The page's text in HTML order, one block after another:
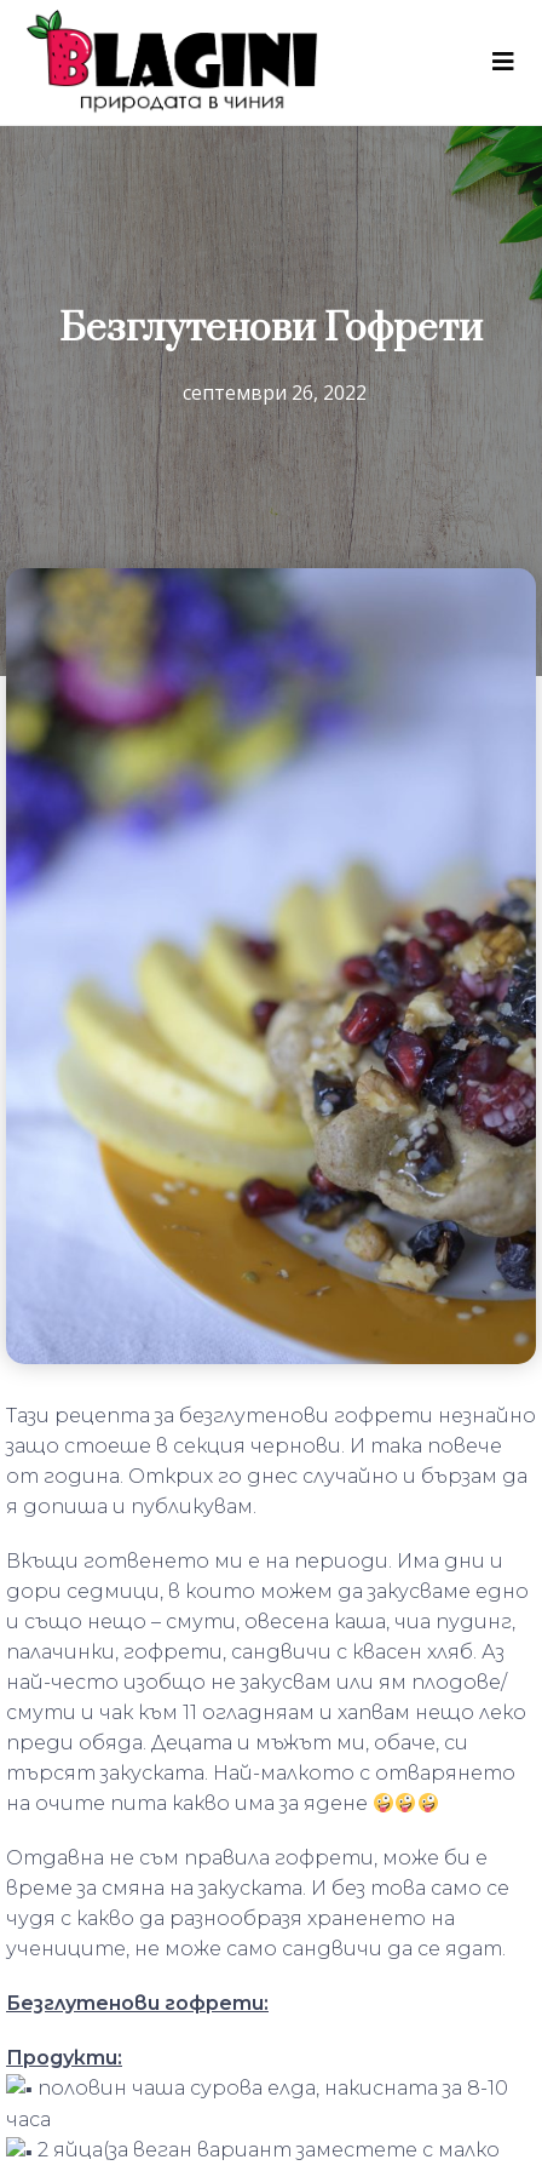
Безглутенови Гофрети
септември 26, 2022
Тази рецепта за безглутенови гофрети незнайно
защо стоеше в секция чернови. И така повече
от година. Открих го днес случайно и бързам да
я допиша и публикувам.
Вкъщи готвенето ми е на периоди. Има дни и
дори седмици, в които можем да закусваме едно
и също нещо – смути, овесена каша, чиа пудинг,
палачинки, гофрети, сандвичи с квасен хляб. Аз
най-често изобщо не закусвам или ям плодове/
смути и чак към 11 огладняам и хапвам нещо леко
преди обяда. Децата и мъжът ми, обаче, си
търсят закуската. Най-малкото с отварянето
на очите пита какво има за ядене
Отдавна не съм правила гофрети, може би е
време за смяна на закуската. И без това само се
чудя с какво да разнообразя храненето на
учениците, не може само сандвичи да се ядат.
Безглутенови гофрети:
Продукти:
половин чаша сурова елда, накисната за 8-10
часа
2 яйца(за веган вариант заместете с малко